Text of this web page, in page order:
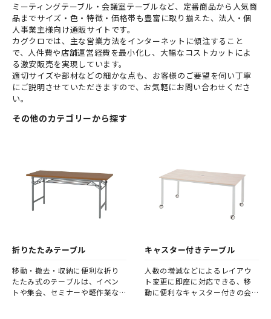
ミーティングテーブル・会議室テーブルなど、定番商品から人気商
品までサイズ・色・特徴・価格帯も豊富に取り揃えた、法人・個
人事業主様向け通販サイトです。
カグクロでは、主な営業方法をインターネットに傾注すること
で、人件費や店舗運営経費を最小化し、大幅なコストカットによ
る激安販売を実現しています。
適切サイズや部材などの細かな点も、お客様のご要望を伺い丁寧
にご説明させていただきますので、お気軽にお問い合わせくださ
い。
その他のカテゴリーから探す
折りたたみテーブル
移動・撤去・収納に便利な折り
たたみ式のテーブルは、イベン
トや集会、セミナーや軽作業な
キャスター付きテーブル
人数の増減などによるレイアウ
ト変更に即座に対応できる、移
動に便利なキャスター付きの会